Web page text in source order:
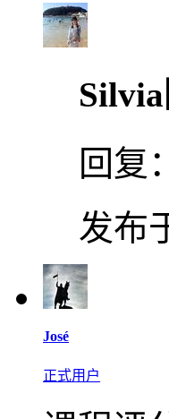
回复：
发布
José
正式用户